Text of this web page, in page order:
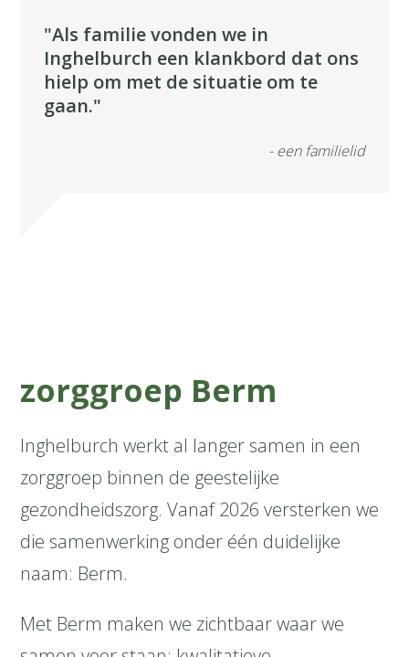
"Als familie vonden we in
Inghelburch een klankbord dat ons
hielp om met de situatie om te
gaan."
- een familielid
zorggroep Berm
Inghelburch werkt al langer samen in een
zorggroep binnen de geestelijke
gezondheidszorg. Vanaf 2026 versterken we
die samenwerking onder één duidelijke
naam: Berm.
Met Berm maken we zichtbaar waar we